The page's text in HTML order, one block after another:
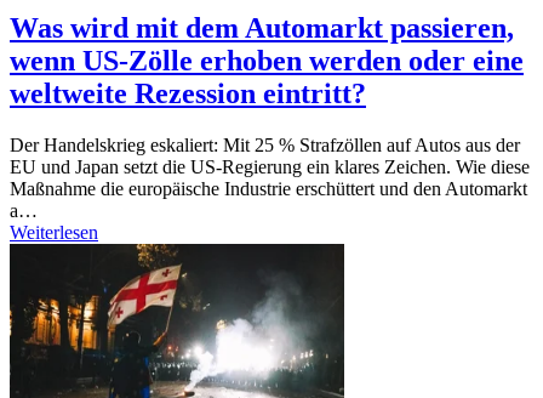
Was wird mit dem Automarkt passieren,
wenn US-Zölle erhoben werden oder eine
weltweite Rezession eintritt?
Der Handelskrieg eskaliert: Mit 25 % Strafzöllen auf Autos aus der
EU und Japan setzt die US-Regierung ein klares Zeichen. Wie diese
Maßnahme die europäische Industrie erschüttert und den Automarkt
a…
Weiterlesen